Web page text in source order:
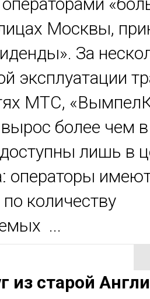
Москвы,
За
эксплуатации
МТС,
более чем в
лишь в
операторы
количеству
...
из старой